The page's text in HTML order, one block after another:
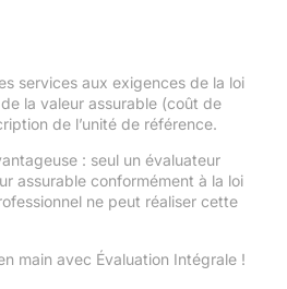
services aux exigences de la loi
la valeur assurable (coût de
de l’unité de référence.
: seul un évaluateur
assurable conformément à la loi
ne peut réaliser cette
main avec Évaluation Intégrale !